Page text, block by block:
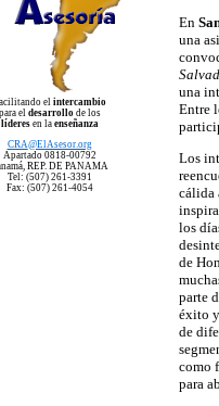
elintercambio
para el desarrollode los
líderesen la enseñanza
CRA@ElAsesor.org
Apartado 0818-00792
á, REP. DE PANAMA
Tel: (507) 261-3391
Fax: (507) 261-4054
En
una
una
Entre
Los
cálida
los
de
parte
éxito
de
como
para